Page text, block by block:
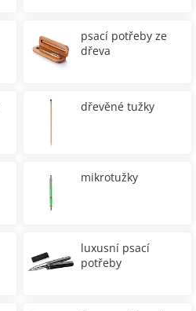
psací potřeby ze
dřeva
dřevěné tužky
mikrotužky
luxusní psací
potřeby